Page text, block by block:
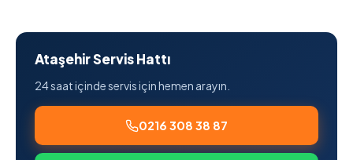
Ataşehir Servis Hattı
24 saat içinde servis için hemen arayın.
0216 308 38 87